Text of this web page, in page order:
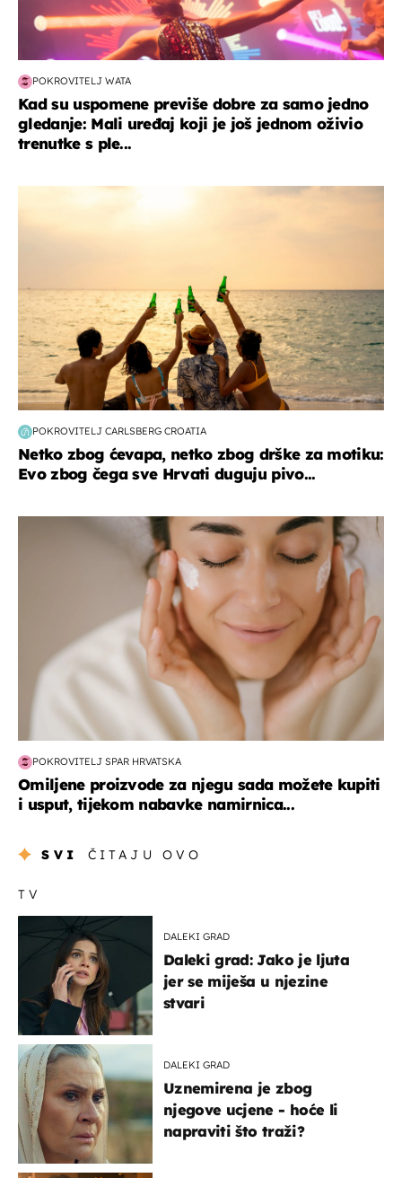
POKROVITELJ WATA
Kad su uspomene previše dobre za samo jedno
gledanje: Mali uređaj koji je još jednom oživio
trenutke s ple...
POKROVITELJ CARLSBERG CROATIA
Netko zbog ćevapa, netko zbog drške za motiku:
Evo zbog čega sve Hrvati duguju pivo...
moda & ljepota
POKROVITELJ SPAR HRVATSKA
Omiljene proizvode za njegu sada možete kupiti
i usput, tijekom nabavke namirnica...
SVI ČITAJU OVO
TV
DALEKI GRAD
Daleki grad: Jako je ljuta
jer se miješa u njezine
stvari
DALEKI GRAD
Uznemirena je zbog
njegove ucjene - hoće li
napraviti što traži?